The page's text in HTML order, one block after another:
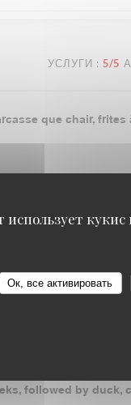
использует
Ок, все активировать
УСЛУГИ : 5/5
que chair, frites
sommes vraiment
En revanche,
L'équipe de la
УСЛУГИ: 4/5
during our visit to
of character. The
followed by duck,